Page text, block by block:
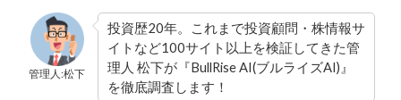
管理人:松下
投資歴20年。これまで投資顧問・株情報サ
イトなど100サイト以上を検証してきた管
理人 松下が『BullRise AI(ブルライズAI)』
を徹底調査します！